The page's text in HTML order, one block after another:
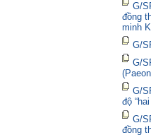
G/
đồng
minh
G/
G/
G/
độ
G/
đồng